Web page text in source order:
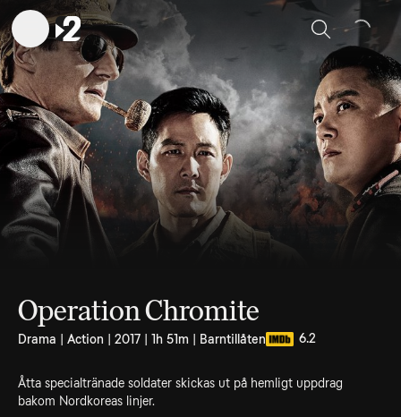
Sök
Operation Chromite
Drama | Action | 2017 | 1h 51m | Barntillåten 6.2
Åtta specialtränade soldater skickas ut på hemligt uppdrag
bakom Nordkoreas linjer.